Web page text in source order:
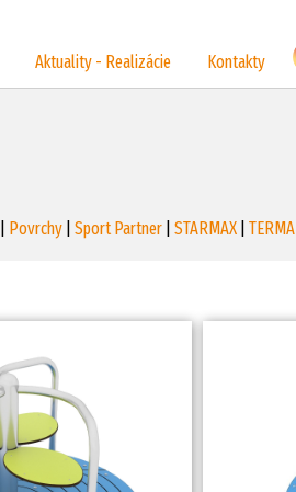
Aktuality - Realizácie Kontakty
Povrchy Sport Partner STARMAX TERMA